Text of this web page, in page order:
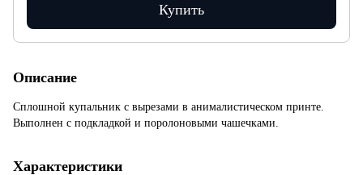
Купить
Описание
Сплошной купальник с вырезами в анималистическом принте.
Выполнен с подкладкой и поролоновыми чашечками.
Характеристики